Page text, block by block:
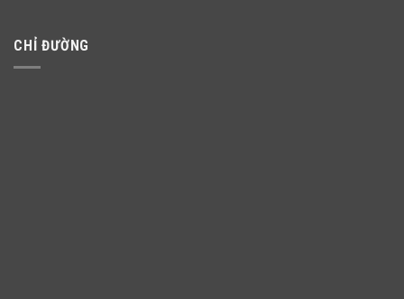
CHỈ ĐƯỜNG